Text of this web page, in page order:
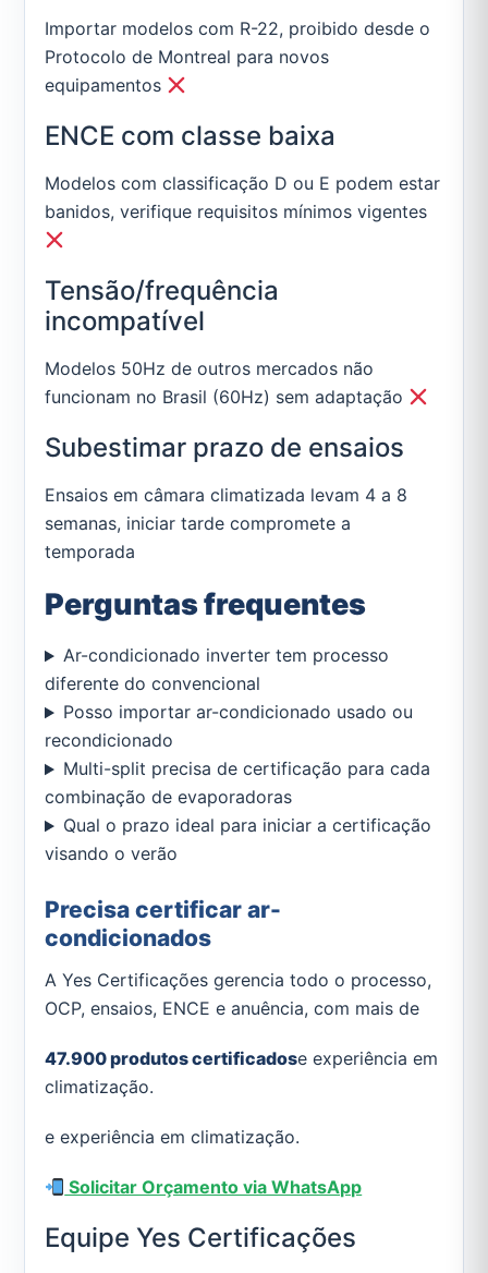
Importar modelos com R-22, proibido desde o
Protocolo de Montreal para novos
equipamentos
ENCE com classe baixa
Modelos com classificação D ou E podem estar
banidos, verifique requisitos mínimos vigentes
Tensão/frequência
incompatível
Modelos 50Hz de outros mercados não
funcionam no Brasil (60Hz) sem adaptação
Subestimar prazo de ensaios
Ensaios em câmara climatizada levam 4 a 8
semanas, iniciar tarde compromete a
temporada
Perguntas frequentes
Ar-condicionado inverter tem processo
diferente do convencional
Posso importar ar-condicionado usado ou
recondicionado
Multi-split precisa de certificação para cada
combinação de evaporadoras
Qual o prazo ideal para iniciar a certificação
visando o verão
Precisa certificar ar-
condicionados
A Yes Certificações gerencia todo o processo,
OCP, ensaios, ENCE e anuência, com mais de
47.900 produtos certificadose experiência em
climatização.
e experiência em climatização.
Solicitar Orçamento via WhatsApp
Equipe Yes Certificações